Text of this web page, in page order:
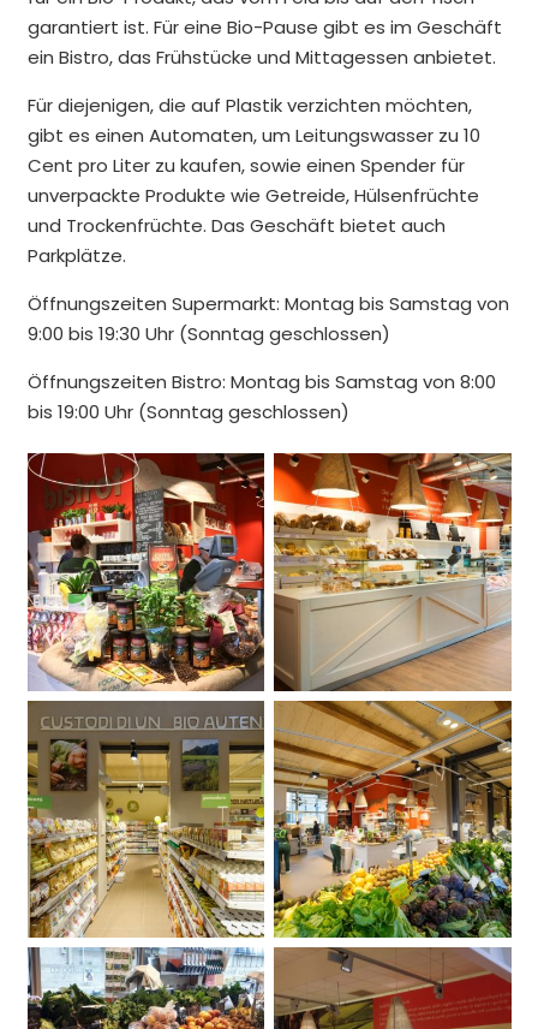
garantiert ist. Für eine Bio-Pause gibt es im Geschäft
ein Bistro, das Frühstücke und Mittagessen anbietet.
Für diejenigen, die auf Plastik verzichten möchten,
gibt es einen Automaten, um Leitungswasser zu 10
Cent pro Liter zu kaufen, sowie einen Spender für
unverpackte Produkte wie Getreide, Hülsenfrüchte
und Trockenfrüchte. Das Geschäft bietet auch
Parkplätze.
Öffnungszeiten Supermarkt: Montag bis Samstag von
9:00 bis 19:30 Uhr (Sonntag geschlossen)
Öffnungszeiten Bistro: Montag bis Samstag von 8:00
bis 19:00 Uhr (Sonntag geschlossen)